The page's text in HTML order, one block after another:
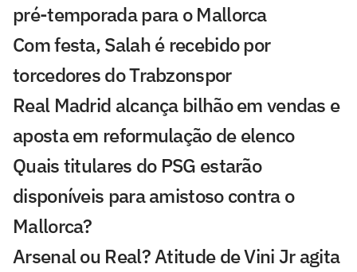
pré-temporada para o Mallorca
Com festa, Salah é recebido por
torcedores do Trabzonspor
Real Madrid alcança bilhão em vendas e
aposta em reformulação de elenco
Quais titulares do PSG estarão
disponíveis para amistoso contra o
Mallorca?
Arsenal ou Real? Atitude de Vini Jr agita